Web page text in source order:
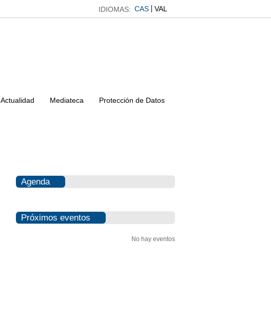
IDIOMAS: CAS VAL
Actualidad Mediateca Protección de Datos
Agenda
Próximos eventos
No hay eventos